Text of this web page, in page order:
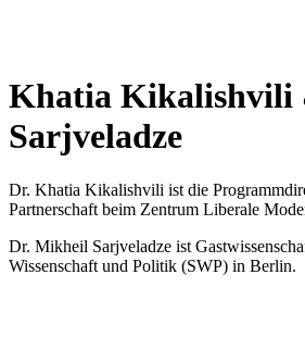
Khatia
Sarjveladze
Dr. Khatia Kikalishvili ist die
Partnerschaft beim Zentrum Liberale
Dr. Mikheil Sarjveladze ist
Wissenschaft und Politik (SWP) in Berlin.